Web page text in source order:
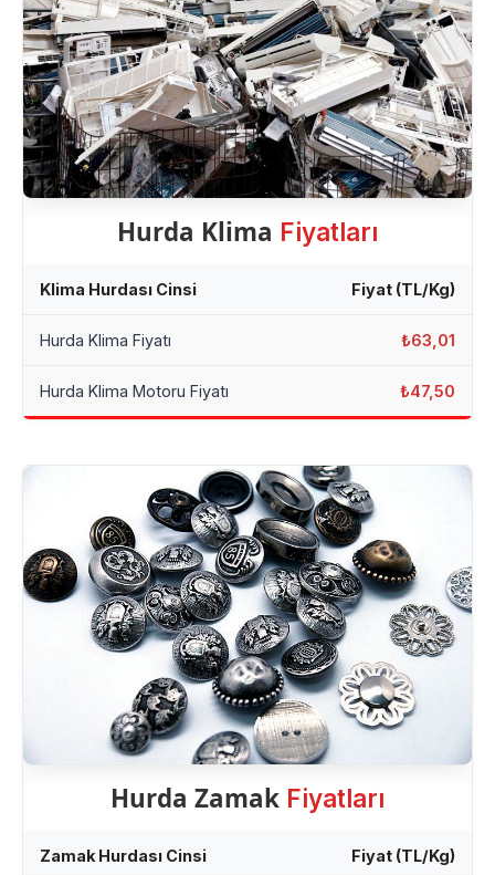
Hurda Klima Fiyatları
Klima Hurdası Cinsi Fiyat (TL/Kg)
Hurda Klima Fiyatı ₺63,01
Hurda Klima Motoru Fiyatı ₺47,50
Hurda Zamak Fiyatları
Zamak Hurdası Cinsi Fiyat (TL/Kg)